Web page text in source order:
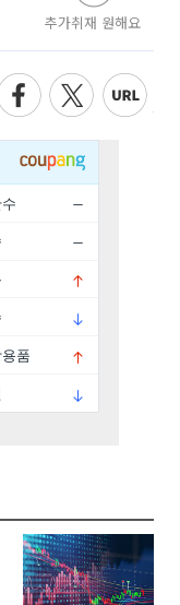
추가취재 원해요